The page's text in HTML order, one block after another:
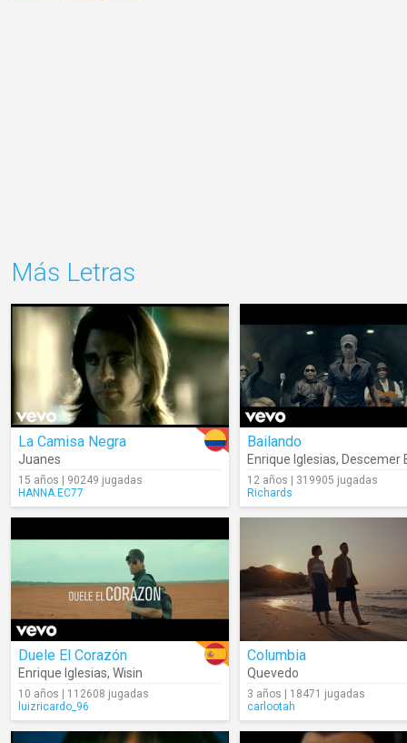
Más Letras
La Camisa Negra
Juanes
15 años | 90249 jugadas
HANNA.EC77
Bailando
Enrique Iglesias, Descemer
12 años | 319905 jugadas
Richards
Duele El Corazón
Enrique Iglesias, Wisin
10 años | 112608 jugadas
luizricardo_96
Columbia
Quevedo
3 años | 18471 jugadas
carlootah